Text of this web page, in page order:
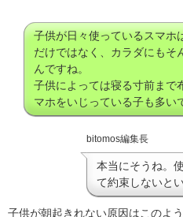
子供が日々使っているスマホ
だけではなく、カラダにもそ
んですね。
子供によっては寝る寸前まで
マホをいじっている子も多い
bitomos編集長
本当にそうね。
て約束しないと
子供が朝起きれない原因はこのよ